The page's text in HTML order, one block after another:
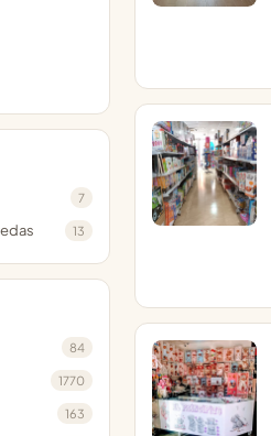
7
13
84
1770
163